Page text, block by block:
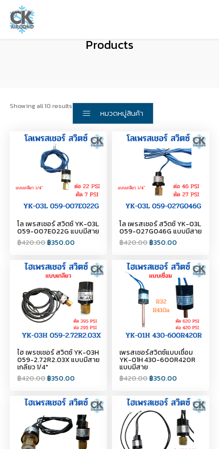
Products
Showing all 10 results
หมวดหมู่สินค้า
โล เพรสเชอร์ สวิตซ์ YK-03L
059-007E022G แบบมีสาย
฿420.00฿350.00
โล เพรสเชอร์ สวิตซ์ YK-03L
059-027G046G แบบมีสาย
฿420.00฿350.00
ไฮ เพรชเชอร์ สวิตซ์ YK-03H
059-2.72R2.03X แบบมีสาย
เกลียว 1/4"
฿420.00฿350.00
เพรสเชอร์สวิตซ์แบบเชื่อม
YK-01H 430-600R420R
แบบมีสาย
฿420.00฿350.00